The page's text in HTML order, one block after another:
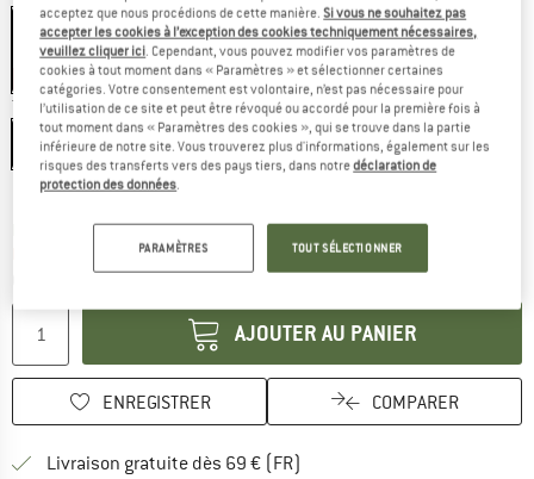
-55 %
Taille: EU30
EU30
Guide des tailles
Délai de livraison: 3-5 jours ouvrablesLe lien s'ouvre dans une boîte
Plus que 1 article en stock !
AJOUTER AU PANIER
ENREGISTRER COMPARER
Livraison gratuite dès 69 € (FR)
acceptez que nous procédions de cette manière.Si vous ne souhaitez pas
accepter les cookies à l’exception des cookies techniquement nécessaires,
veuillez cliquer ici. Cependant, vous pouvez modifier vos paramètres de
cookies à tout moment dans « Paramètres » et sélectionner certaines
catégories. Votre consentement est volontaire, n’est pas nécessaire pour
l’utilisation de ce site et peut être révoqué ou accordé pour la première fois à
tout moment dans « Paramètres des cookies », qui se trouve dans la partie
inférieure de notre site. Vous trouverez plus d'informations, également sur les
risques des transferts vers des pays tiers, dans notredéclaration de
protection des données.
PARAMÈTRES TOUT SÉLECTIONNER